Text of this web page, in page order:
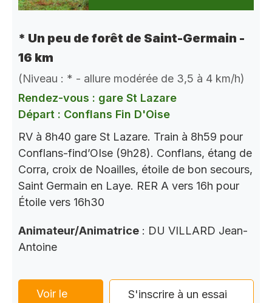
* Un peu de forêt de Saint-Germain -
16 km
(Niveau : * - allure modérée de 3,5 à 4 km/h)
Rendez-vous : gare St Lazare
Départ : Conflans Fin D'Oise
RV à 8h40 gare St Lazare. Train à 8h59 pour
Conflans-find’OIse (9h28). Conflans, étang de
Corra, croix de Noailles, étoile de bon secours,
Saint Germain en Laye. RER A vers 16h pour
Étoile vers 16h30
Animateur/Animatrice : DU VILLARD Jean-
Antoine
Voir le
S'inscrire à un essai